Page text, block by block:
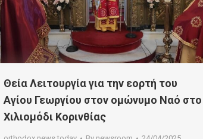
Θεία Λειτουργία για την εορτή του
Αγίου Γεωργίου στον ομώνυμο Ναό στο
Χιλιομόδι Κορινθίας